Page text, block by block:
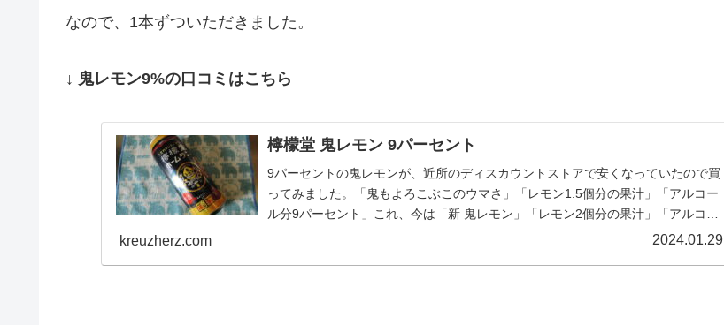
なので、1本ずついただきました。
↓ 鬼レモン9%の口コミはこちら
檸檬堂 鬼レモン 9パーセント
9パーセントの鬼レモンが、近所のディスカウントストアで安くなっていたので買
ってみました。「鬼もよろこぶこのウマさ」「レモン1.5個分の果汁」「アルコー
ル分9パーセント」これ、今は「新 鬼レモン」「レモン2個分の果汁」「アルコー
kreuzherz.com 2024.01.29